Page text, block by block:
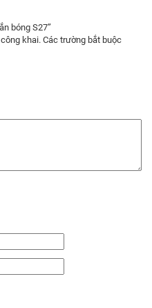
bóng S27”
khai. Các trường bắt buộc